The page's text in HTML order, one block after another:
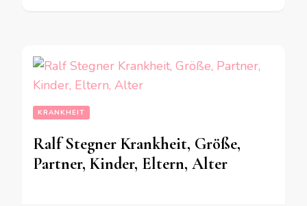
KRANKHEIT
Ralf Stegner Krankheit, Größe,
Partner, Kinder, Eltern, Alter